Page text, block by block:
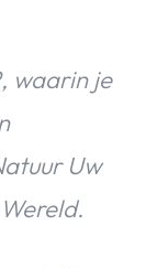
waarin je
Uw